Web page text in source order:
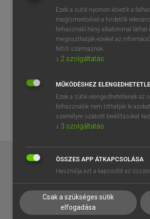
BELÉPÉS
EGYÉNI FELHASZNÁLÓKNAK
TANULÓKNAK
VÁLLALATI MEGOLDÁSOK
SÚGÓ
SÜTI
Ezek a sütik nyomon követik a
megismerésével a hirdetők
felhasználó hány alkalommal
megoszthatják ezeket az
féltől származnak.
↓ 2 szolgáltatás
MŰKÖDÉSHEZ
Ezek a sütik elengedhetetlenek az
felhasználók nem tilthatják le
személyre szabott beállításokat
↓ 3 szolgáltatás
ÖSSZES APP ÁTKAPCSOLÁSA
Használja ezt a kapcsolót az
Csak a szükséges sütik
elfogadása